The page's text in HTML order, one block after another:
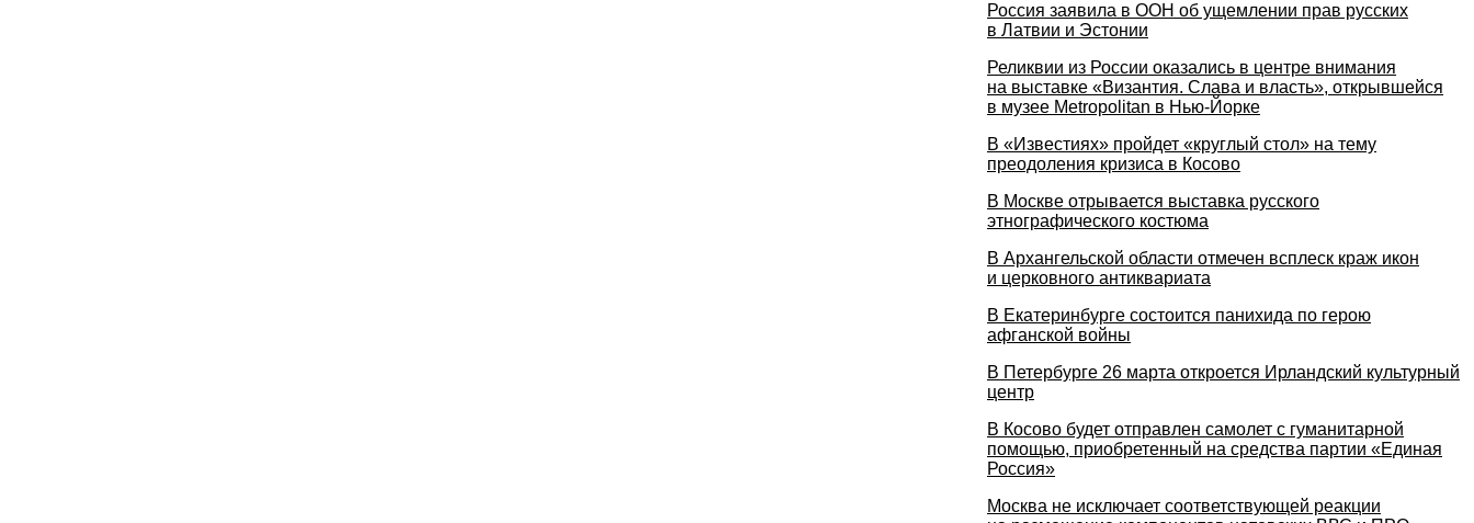
Россия заявила в ООН об ущемлении прав русских
в Латвии и Эстонии
Реликвии из России оказались в центре внимания
на выставке «Византия. Слава и власть», открывшейся
в музее Metropolitan в Нью-Йорке
В «Известиях» пройдет «круглый стол» на тему
преодоления кризиса в Косово
В Москве отрывается выставка русского
этнографического костюма
В Архангельской области отмечен всплеск краж икон
и церковного антиквариата
В Екатеринбурге состоится панихида по герою
афганской войны
В Петербурге 26 марта откроется Ирландский культурный
центр
В Косово будет отправлен самолет с гуманитарной
помощью, приобретенный на средства партии «Единая
Россия»
Москва не исключает соответствующей реакции